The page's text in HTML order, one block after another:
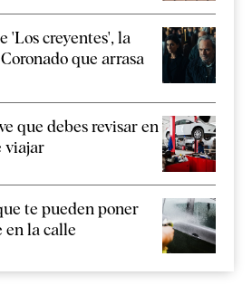
'Los creyentes', la
que arrasa
que debes revisar en
viajar
te pueden poner
en la calle